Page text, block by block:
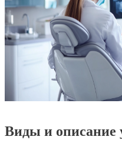
Виды и описание